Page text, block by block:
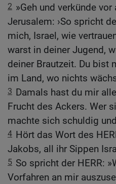
2 »Geh und verkünde
Jerusalem: ›So spricht
mich, Israel, wie
warst in deiner Jugend,
deiner Brautzeit. Du bist
im Land, wo nichts
3 Damals hast du mir
Frucht des Ackers. Wer
machte sich schuldig
4 Hört das Wort des
Jakobs, all ihr Sippen
5 So spricht der HERR:
Vorfahren an mir